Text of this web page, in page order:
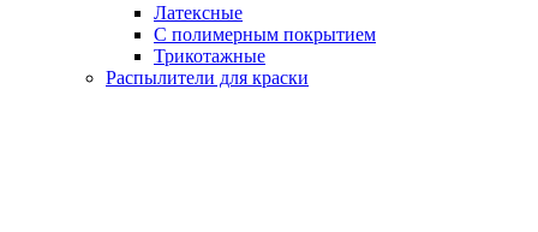
Латексные
С полимерным покрытием
Трикотажные
Распылители для краски